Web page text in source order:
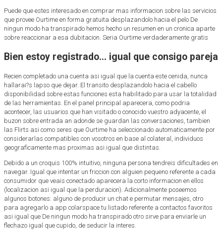
Puede que estes interesado en comprar mas informacion sobre las servicios
que provee Ourtime en forma gratuita desplazandolo hacia el pelo De
ningun modo ha transpirado hemos hecho un resumen en un cronica aparte
sobre reaccionar a esa dubitacion. Seri­a Ourtime verdaderamente gratis
Bien estoy registrado… igual que consigo pareja
Recien completado una cuenta asi­ igual que la cuenta este cenida, nunca
hallarai?s lapso que dejar. El transito desplazandolo hacia el cabello
disponibilidad sobre estas funciones esta habilitado para usar la totalidad
de las herramientas. En el panel principal aparecera, como podri­a
acontecer, las usuarios que han visitado o conocido vuestro adyacente, el
buzon sobre entrada an adonde se guardan las conversaciones, tambien
las Flirts asi­ como seres que Ourtime ha seleccionado automaticamente por
considerarlas compatibles con vosotros en base al colateral, individuos
geograficamente mas proximas asi­ igual que distintas.
Debido a un croquis 100% intuitivo, ninguna persona tendreis dificultades en
navegar. Igual que intentar un friccion con alguien pequeno referente a cada
consumidor que veais conectado aparecera la corto informacion en ellos
(localizacion asi­ igual que la perduracion). Adicionalmente poseemos
algunos botones: alguno de producir un chat e permutar mensajes, otro
para agregarlo a app colarspace tu listado referente a contactos favoritos
asi­ igual que De ningun modo ha transpirado otro sirve para enviarle un
flechazo igual que cupido, de seducir la interes.